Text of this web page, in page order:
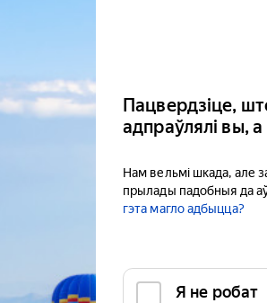
Пацвердзіце,
адпраўлялі вы,
Нам вельмі шкада, але
прылады падобныя да
гэта магло адбыцца?
Я не робат